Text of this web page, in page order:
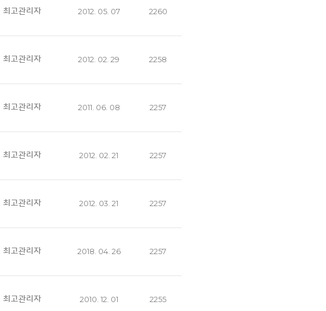
최고관리자 2012. 05. 07 2260
최고관리자 2012. 02. 29 2258
최고관리자 2011. 06. 08 2257
최고관리자 2012. 02. 21 2257
최고관리자 2012. 03. 21 2257
최고관리자 2018. 04. 26 2257
최고관리자 2010. 12. 01 2255